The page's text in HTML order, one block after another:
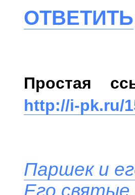
ОТВЕТИТЬ
Простая
http://i-pk.ru/
Паршек и
Его святые